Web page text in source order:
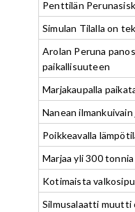
Penttilän
Simulan Tilalla on
Arolan Peruna
paikallisuuteen
Marjakaupalla
Nanean
Poikkeavalla
Marjaa yli 300
Kotimaista
Silmusalaatti muutti